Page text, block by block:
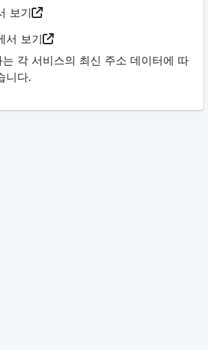
보기
서 보기
각 서비스의 최신 주소 데이터에 따
니다.